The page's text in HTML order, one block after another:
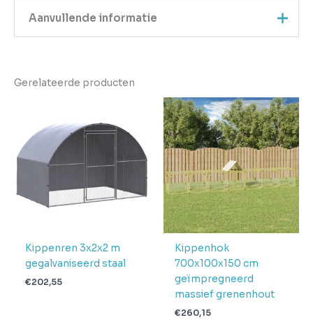
Aanvullende informatie
EAN
20.5
Aantal
pakketten in
levering
1
Verwachte
levertijd
4 + 1 dag
Gerelateerde producten
Kippenren 3x2x2 m
gegalvaniseerd staal
€202,55
Kippenhok
700x100x150 cm
geïmpregneerd
massief grenenhout
€260,15